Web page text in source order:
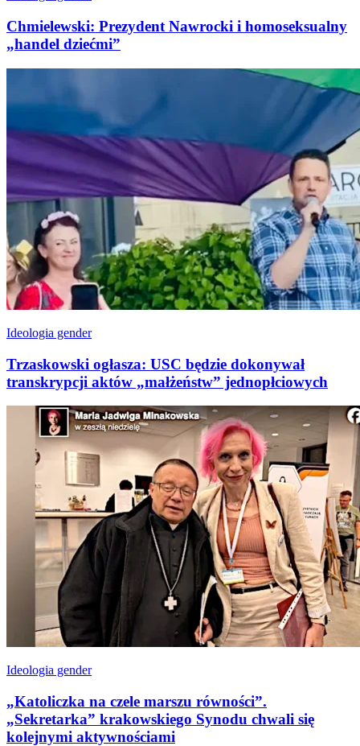
Chmielewski: Prezydent Nawrocki i homoseksualny
„handel dziećmi”
Ideologia gender
Trzaskowski ogłasza: USC będzie dokonywał
transkrypcji aktów „małżeństw” jednopłciowych
Ideologia gender
„Katoliczka na czele marszu równości”.
„Sekretarka” krakowskiego Synodu chwali się
kolejnymi aktywnościami